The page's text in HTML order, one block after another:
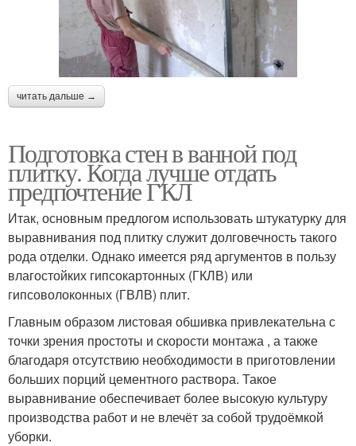
читать дальше →
Подготовка стен в ванной под
плитку. Когда лучше отдать
предпочтение ГКЛ
Итак, основным предлогом использовать штукатурку для
выравнивания под плитку служит долговечность такого
рода отделки. Однако имеется ряд аргументов в пользу
влагостойких гипсокартонных (ГКЛВ) или
гипсоволоконных (ГВЛВ) плит.
Главным образом листовая обшивка привлекательна с
точки зрения простоты и скорости монтажа , а также
благодаря отсутствию необходимости в приготовлении
больших порций цементного раствора. Такое
выравнивание обеспечивает более высокую культуру
производства работ и не влечёт за собой трудоёмкой
уборки.